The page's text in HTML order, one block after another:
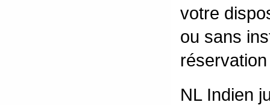
votre
ou sans
NL Indien